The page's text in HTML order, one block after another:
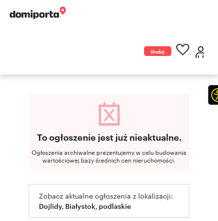
Dodaj
To ogłoszenie jest już nieaktualne.
Ogłoszenia archiwalne prezentujemy w celu budowania
wartościowej bazy średnich cen nieruchomości.
Zobacz aktualne ogłoszenia z lokalizacji:
Dojlidy, Białystok, podlaskie